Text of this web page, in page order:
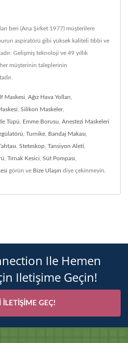
beri (Ana Şirket 1977) müşterilere
aspiratörü gibi yüksek kaliteli tıbbi ve
Gelişmiş teknoloji ve 49 yıllık
müşterinin taleplerinin
Maskesi Ağız Hava Yolları
Silikon Maskeler,
Tüpü Emme Borusu Anestezi Maskeleri
Turnike Bandaj Makası
Steteskop Tansiyon Aleti
Tırnak Kesici Süt Pompası
görün ve Bize Ulaşın diye çekinmeyin.
Ile Hemen
Iletişime Geçin!
İLETIŞIME GEÇ!